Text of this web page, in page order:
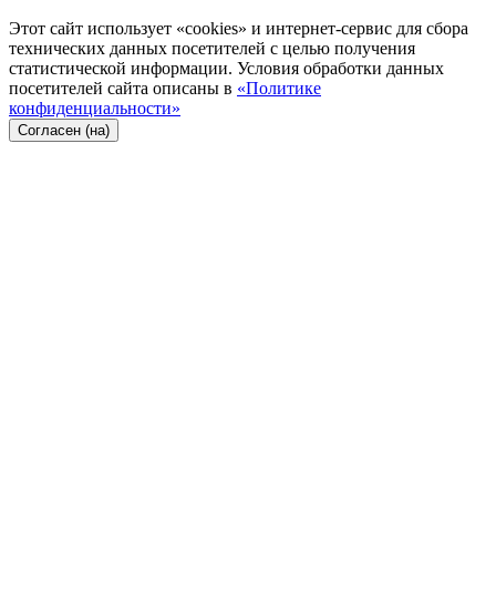
Этот сайт использует «cookies» и интернет-сервис для сбора
технических данных посетителей с целью получения
статистической информации. Условия обработки данных
посетителей сайта описаны в «Политике
конфиденциальности»
Согласен (на)